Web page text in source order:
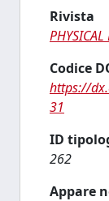
Rivista
PHYSICAL
Codice
https://
31
ID
262
Appare